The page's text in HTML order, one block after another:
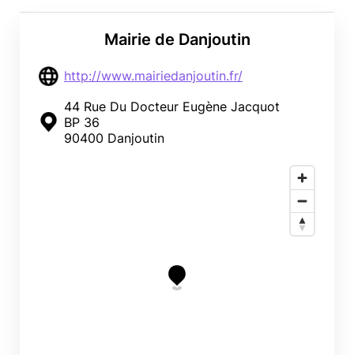
Mairie de Danjoutin
http://www.mairiedanjoutin.fr/
44 Rue Du Docteur Eugène Jacquot
BP 36
90400 Danjoutin